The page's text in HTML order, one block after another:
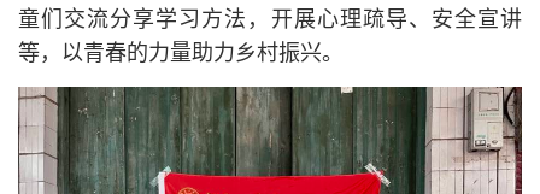
童们交流分享学习方法，开展心理疏导、安全宣讲
等，以青春的力量助力乡村振兴。